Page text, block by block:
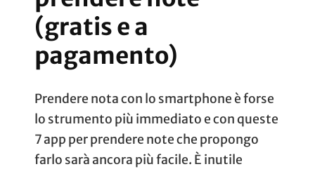
(gratis e a
pagamento)
Prendere nota con lo smartphone è forse
lo strumento più immediato e con queste
7 app per prendere note che propongo
farlo sarà ancora più facile. È inutile